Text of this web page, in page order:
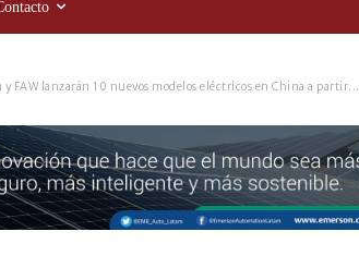
y FAW lanzarán 10 nuevos modelos eléctricos en China a partir...